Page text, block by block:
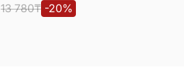
13 780₸ -20%